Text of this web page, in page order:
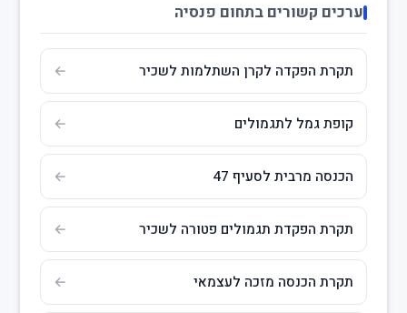
ערכים קשורים בתחום פנסיה
תקרת הפקדה לקרן השתלמות לשכיר
קופת גמל לתגמולים
הכנסה מרבית לסעיף 47
תקרת הפקדת תגמולים פטורה לשכיר
תקרת הכנסה מזכה לעצמאי